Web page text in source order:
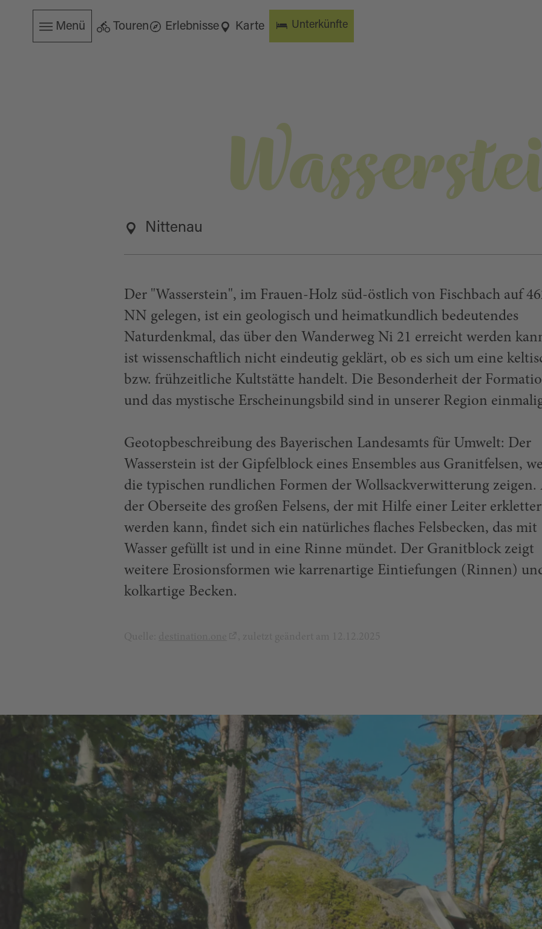
Menü Touren Erlebnisse Karte Unterkünfte
Nittenau
Der "Wasserstein", im Frauen-Holz süd-östlich von Fischbach auf
NN gelegen, ist ein geologisch und heimatkundlich bedeutendes
Naturdenkmal, das über den Wanderweg Ni 21 erreicht werden
ist wissenschaftlich nicht eindeutig geklärt, ob es sich um eine
bzw. frühzeitliche Kultstätte handelt. Die Besonderheit der
und das mystische Erscheinungsbild sind in unserer Region
Geotopbeschreibung des Bayerischen Landesamts für Umwelt: Der
Wasserstein ist der Gipfelblock eines Ensembles aus Granitfelsen,
die typischen rundlichen Formen der Wollsackverwitterung zeigen.
der Oberseite des großen Felsens, der mit Hilfe einer Leiter
werden kann, findet sich ein natürliches flaches Felsbecken, das mit
Wasser gefüllt ist und in eine Rinne mündet. Der Granitblock zeigt
weitere Erosionsformen wie karrenartige Eintiefungen (Rinnen)
kolkartige Becken.